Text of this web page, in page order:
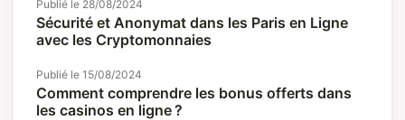
Publié le 28/08/2024
Sécurité et Anonymat dans les Paris en Ligne
avec les Cryptomonnaies
Publié le 15/08/2024
Comment comprendre les bonus offerts dans
les casinos en ligne ?